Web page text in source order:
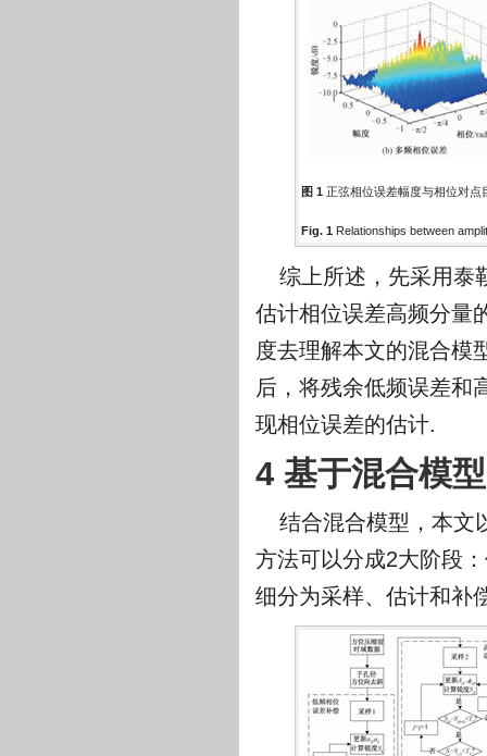
图 1 正弦相位误差幅度与相位对点
Fig. 1 Relationships between
综上所述，先采用泰
估计相位误差高频分量
度去理解本文的混合模
后，将残余低频误差和
现相位误差的估计.
4 基于混合模
结合混合模型，本文
方法可以分成2大阶段
细分为采样、估计和补